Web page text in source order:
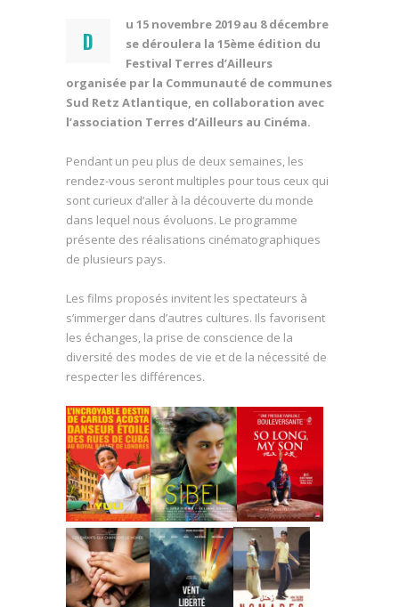
D
u 15 novembre 2019 au 8 décembre
se déroulera la 15ème édition du
Festival Terres d’Ailleurs
organisée par la Communauté de communes
Sud Retz Atlantique, en collaboration avec
l’association Terres d’Ailleurs au Cinéma.
Pendant un peu plus de deux semaines, les
rendez-vous seront multiples pour tous ceux qui
sont curieux d’aller à la découverte du monde
dans lequel nous évoluons. Le programme
présente des réalisations cinématographiques
de plusieurs pays.
Les films proposés invitent les spectateurs à
s’immerger dans d’autres cultures. Ils favorisent
les échanges, la prise de conscience de la
diversité des modes de vie et de la nécessité de
respecter les différences.